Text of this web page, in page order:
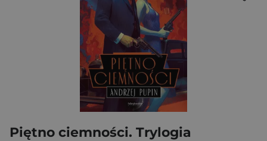
Piętno ciemności. Trylogia